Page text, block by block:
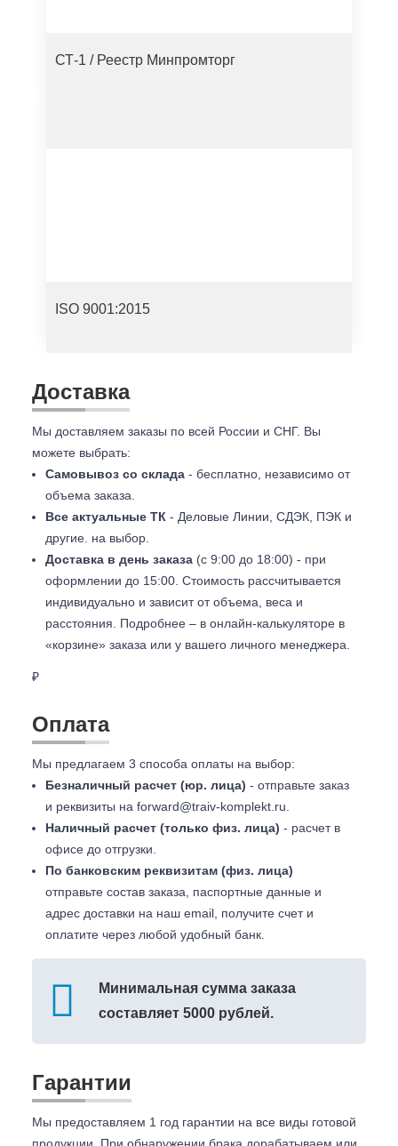
СТ-1 / Реестр Минпромторг
ISO 9001:2015
Доставка
Мы доставляем заказы по всей России и СНГ. Вы
можете выбрать:
Самовывоз со склада - бесплатно, независимо от
объема заказа.
Все актуальные ТК - Деловые Линии, СДЭК, ПЭК и
другие. на выбор.
Доставка в день заказа (с 9:00 до 18:00) - при
оформлении до 15:00. Стоимость рассчитывается
индивидуально и зависит от объема, веса и
расстояния. Подробнее – в онлайн-калькуляторе в
«корзине» заказа или у вашего личного менеджера.
₽
Оплата
Мы предлагаем 3 способа оплаты на выбор:
Безналичный расчет (юр. лица) - отправьте заказ
и реквизиты на forward@traiv-komplekt.ru
Наличный расчет (только физ. лица) - расчет в
офисе до отгрузки.
По банковским реквизитам (физ. лица)
отправьте состав заказа, паспортные данные и
адрес доставки на наш email, получите счет и
оплатите через любой удобный банк.
Минимальная сумма заказа
составляет 5000 рублей.
Гарантии
Мы предоставляем 1 год гарантии на все виды готовой